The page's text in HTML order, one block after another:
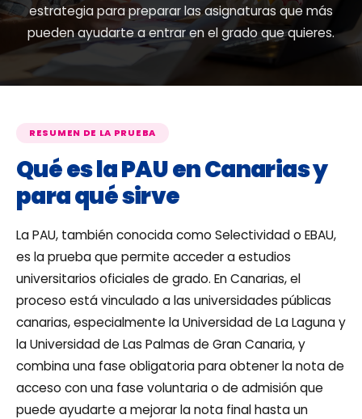
estrategia para preparar las asignaturas que más
pueden ayudarte a entrar en el grado que quieres.
RESUMEN DE LA PRUEBA
Qué es la PAU en Canarias y
para qué sirve
La PAU, también conocida como Selectividad o EBAU,
es la prueba que permite acceder a estudios
universitarios oficiales de grado. En Canarias, el
proceso está vinculado a las universidades públicas
canarias, especialmente la Universidad de La Laguna y
la Universidad de Las Palmas de Gran Canaria, y
combina una fase obligatoria para obtener la nota de
acceso con una fase voluntaria o de admisión que
puede ayudarte a mejorar la nota final hasta un